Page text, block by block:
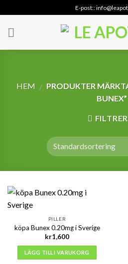
to
content
E-post::
HEM / PRODUKTER
BUNEX”
PILLER
köpa Bunex 0.20mg i Sverige
kr1,600
LÄGG TILL I VARUKORG